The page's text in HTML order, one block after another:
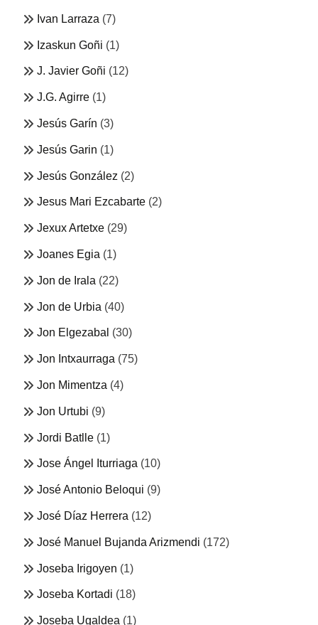
Ivan Larraza (7)
Izaskun Goñi (1)
J. Javier Goñi (12)
J.G. Agirre (1)
Jesús Garín (3)
Jesús Garin (1)
Jesús González (2)
Jesus Mari Ezcabarte (2)
Jexux Artetxe (29)
Joanes Egia (1)
Jon de Irala (22)
Jon de Urbia (40)
Jon Elgezabal (30)
Jon Intxaurraga (75)
Jon Mimentza (4)
Jon Urtubi (9)
Jordi Batlle (1)
Jose Ángel Iturriaga (10)
José Antonio Beloqui (9)
José Díaz Herrera (12)
José Manuel Bujanda Arizmendi (172)
Joseba Irigoyen (1)
Joseba Kortadi (18)
Joseba Ugaldea (1)